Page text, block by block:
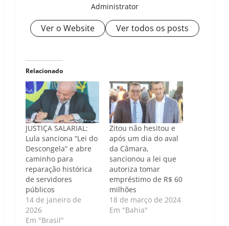
Administrator
Ver o Website Ver todos os posts
Relacionado
JUSTIÇA SALARIAL:
Lula sanciona “Lei do
Descongela” e abre
caminho para
reparação histórica
de servidores
públicos
14 de janeiro de
2026
Em "Brasil"
Zitou não hesitou e
após um dia do aval
da Câmara,
sancionou a lei que
autoriza tomar
empréstimo de R$ 60
milhões
18 de março de 2024
Em "Bahia"